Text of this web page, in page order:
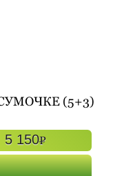
(5+3)
5 150P